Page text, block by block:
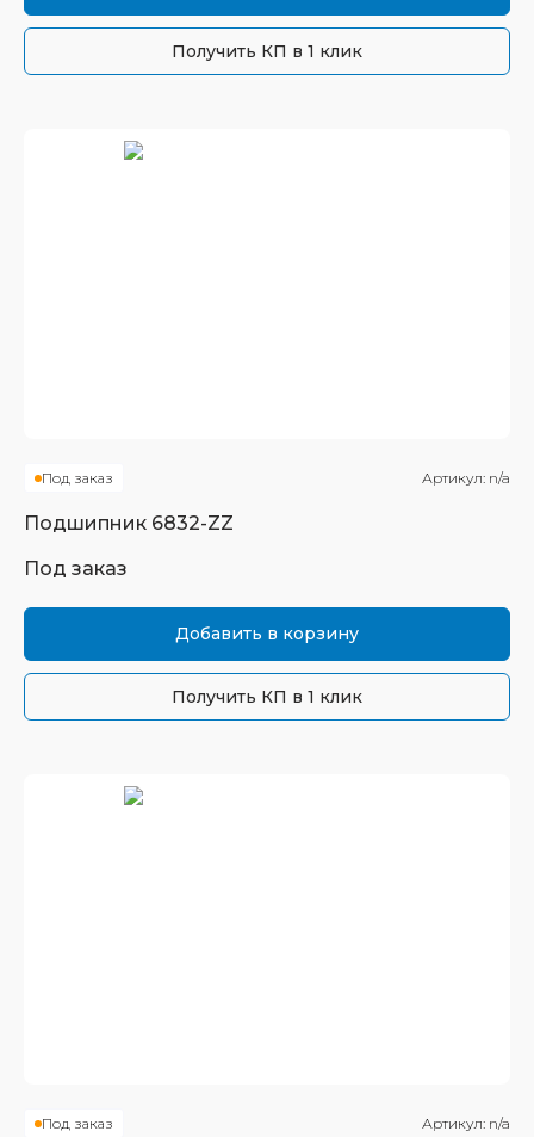
Получить КП в 1 клик
Под заказ Артикул: n/a
Подшипник 6832-ZZ
Под заказ
Добавить в корзину
Получить КП в 1 клик
Под заказ Артикул: n/a